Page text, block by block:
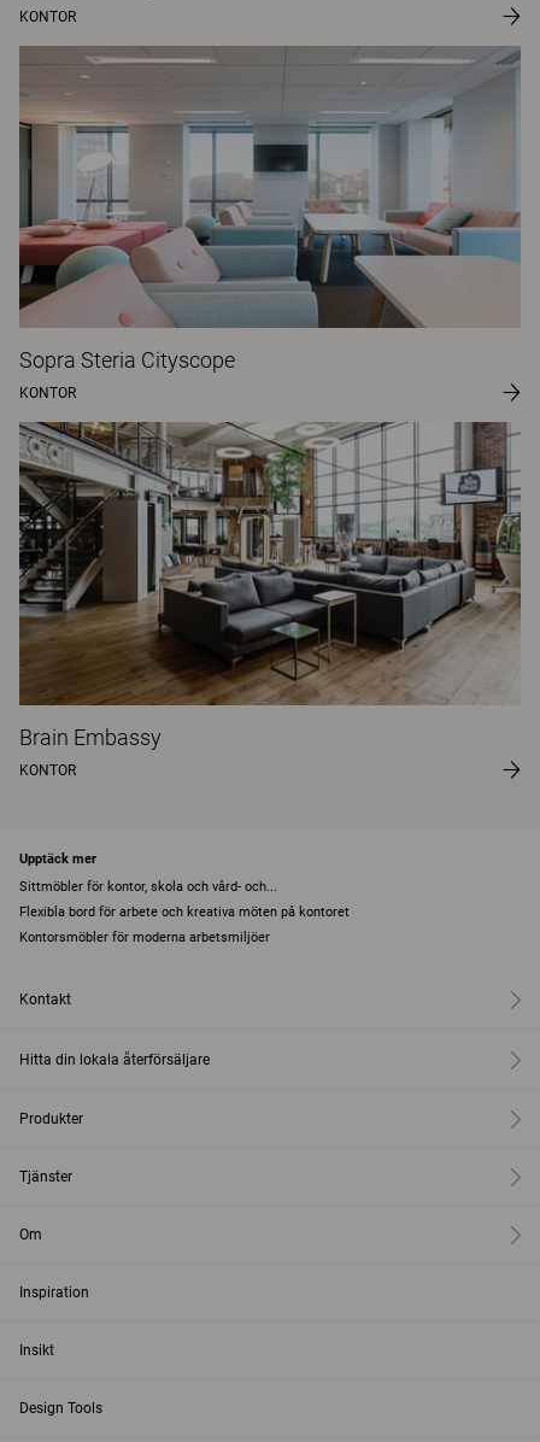
KONTOR
Sopra Steria Cityscope
KONTOR
Brain Embassy
KONTOR
Upptäck mer
Sittmöbler för kontor, skola och vård- och...
Flexibla bord för arbete och kreativa möten på kontoret
Kontorsmöbler för moderna arbetsmiljöer
Kontakt
Hitta din lokala återförsäljare
Produkter
Tjänster
Om
Inspiration
Insikt
Design Tools